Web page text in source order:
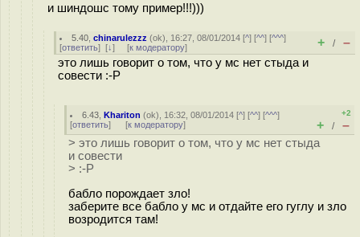
и шиндошс тому пример!!!)))
5.40 ,chinarulezzz (ok), 16:27, 08/01/2014 [^] [^^] [^^^]
[ответить] [↓] [к модератору] + / –
это лишь говорит о том, что у мс нет стыда и
совести :-P
6.43 ,Khariton (ok), 16:32, 08/01/2014 [^] [^^] [^^^]
[ответить] [к модератору]
+2
+ / –
> это лишь говорит о том, что у мс нет стыда
и совести
> :-P
бабло порождает зло!
заберите все бабло у мс и отдайте его гуглу и зло
возродится там!